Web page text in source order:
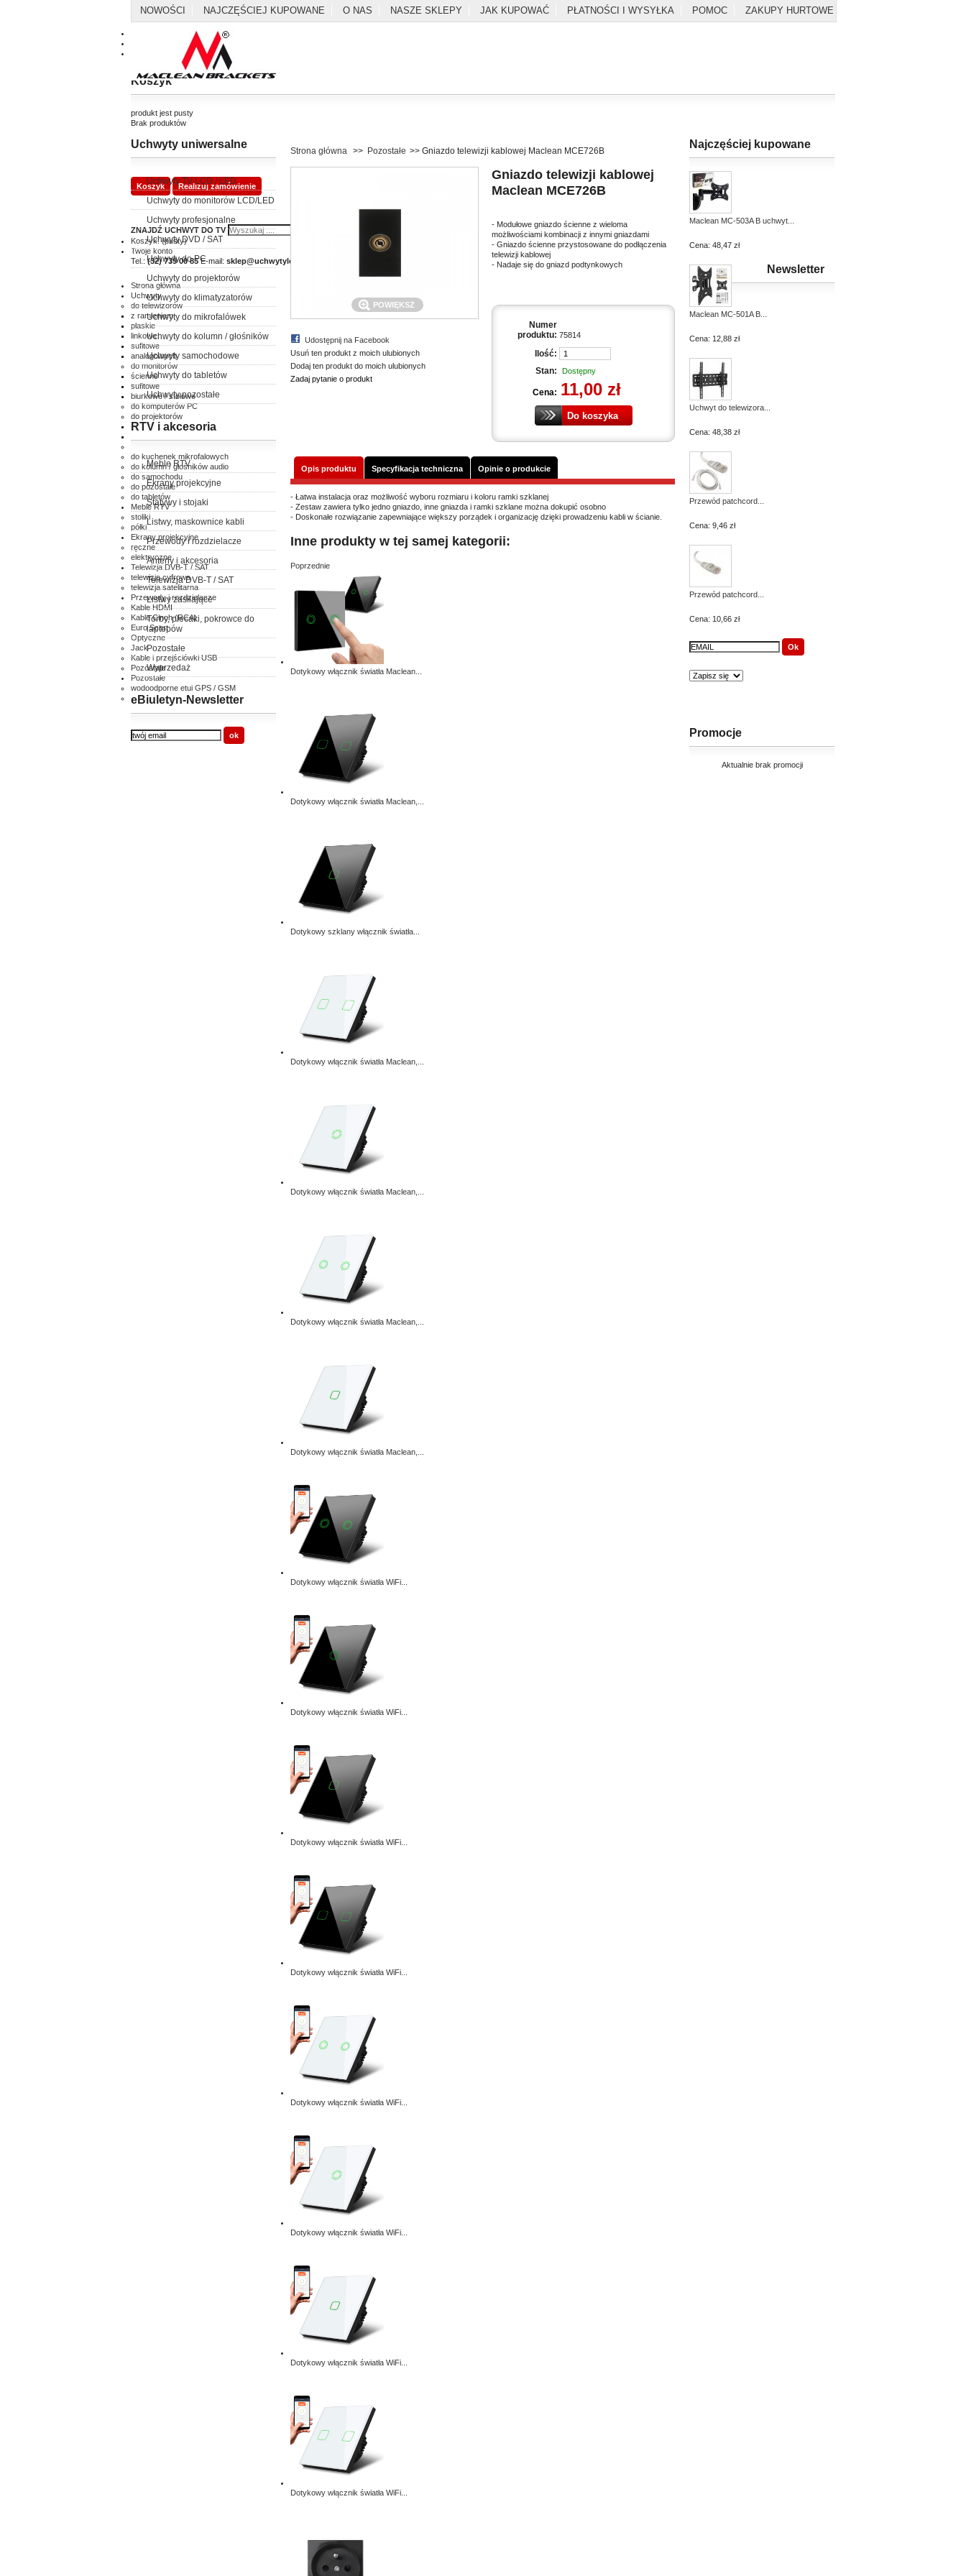
NOWOŚCI NAJCZĘŚCIEJ KUPOWANE O NAS NASZE SKLEPY JAK KUPOWAĆ PŁATNOŚCI I WYSYŁKA POMOC ZAKUPY HURTOWE
Koszyk
produkt jest pusty
Brak produktów
0,00 zł Dostawa
0,00 zł Razem
Koszyk Realizuj zamówienie
ZNAJDŹ UCHWYT DO TV
Koszyk:(pusty)
Twoje konto
Tel.: (32) 739 00 85 E-mail: sklep@uchwytylcd.com.pl
Strona główna
Uchwyty
do telewizorów
z ramieniem
płaskie
linkowe
sufitowe
analogowych
do monitorów
ścienne
sufitowe
biurkowe / stołowe
do komputerów PC
do projektorów
ścienne
do kuchenek mikrofalowych
do kolumn / głośników audio
do samochodu
do pozostałe
do tabletów
Meble RTV
stoliki
półki
Ekrany projekcyjne
ręczne
elektryczne
Telewizja DVB-T / SAT
telewizja cyfrowa
telewizja satelitarna
Przewody i rozdzielacze
Kable HDMI
Kable Cinch (RCA)
Euro Scart
Optyczne
Jack
Kable i przejściówki USB
Pozostałe
Pozostałe
wodoodporne etui GPS / GSM
inne
Uchwyty uniwersalne
Uchwyty TV LCD / LED
Uchwyty do monitorów LCD/LED
Uchwyty profesjonalne
Uchwyty DVD / SAT
Uchwyty do PC
Uchwyty do projektorów
Uchwyty do klimatyzatorów
Uchwyty do mikrofalówek
Uchwyty do kolumn / głośników
Uchwyty samochodowe
Uchwyty do tabletów
Uchwyty pozostałe
RTV i akcesoria
Meble RTV
Ekrany projekcyjne
Statywy i stojaki
Listwy, maskownice kabli
Przewody i rozdzielacze
Anteny i akcesoria
Telewizja DVB-T / SAT
Listwy zasilające
Torby, plecaki, pokrowce do
laptopów
Pozostałe
Wyprzedaż
eBiuletyn-Newsletter
Strona główna >> Pozostałe >> Gniazdo telewizji kablowej Maclean MCE726B
POWIĘKSZ
Udostępnij na Facebook
Usuń ten produkt z moich ulubionych
Dodaj ten produkt do moich ulubionych
Zadaj pytanie o produkt
Gniazdo telewizji kablowej
Maclean MCE726B
- Modułowe gniazdo ścienne z wieloma
możliwościami kombinacji z innymi gniazdami
- Gniazdo ścienne przystosowane do podłączenia
telewizji kablowej
- Nadaje się do gniazd podtynkowych
Numer
produktu: 75814
Ilość:
Stan:
Dostępny
Cena: 11,00 zł
Opis produktu Specyfikacja techniczna Opinie o produkcie
- Łatwa instalacja oraz możliwość wyboru rozmiaru i koloru ramki szklanej
- Zestaw zawiera tylko jedno gniazdo, inne gniazda i ramki szklane można dokupić osobno
- Doskonałe rozwiązanie zapewniające większy porządek i organizację dzięki prowadzeniu kabli w ścianie.
Inne produkty w tej samej kategorii:
Poprzednie
Dotykowy włącznik światła Maclean...
Dotykowy włącznik światła Maclean,...
Dotykowy szklany włącznik światła...
Dotykowy włącznik światła Maclean,...
Dotykowy włącznik światła Maclean,...
Dotykowy włącznik światła Maclean,...
Dotykowy włącznik światła Maclean,...
Dotykowy włącznik światła WiFi...
Dotykowy włącznik światła WiFi...
Dotykowy włącznik światła WiFi...
Dotykowy włącznik światła WiFi...
Dotykowy włącznik światła WiFi...
Dotykowy włącznik światła WiFi...
Dotykowy włącznik światła WiFi...
Dotykowy włącznik światła WiFi...
Najczęściej kupowane
Maclean MC-503A B uchwyt...
Cena: 48,47 zł
Maclean MC-501A B...
Cena: 12,88 zł
Uchwyt do telewizora...
Cena: 48,38 zł
Przewód patchcord...
Cena: 9,46 zł
Przewód patchcord...
Cena: 10,66 zł
Newsletter
Promocje
Aktualnie brak promocji